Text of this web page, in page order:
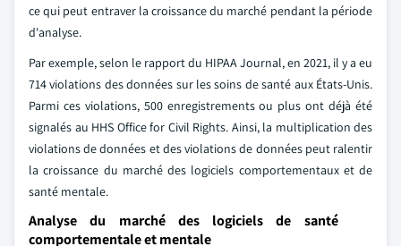
ce qui peut entraver la croissance du marché pendant la période
d'analyse.
Par exemple, selon le rapport du HIPAA Journal, en 2021, il y a eu
714 violations des données sur les soins de santé aux États-Unis.
Parmi ces violations, 500 enregistrements ou plus ont déjà été
signalés au HHS Office for Civil Rights. Ainsi, la multiplication des
violations de données et des violations de données peut ralentir
la croissance du marché des logiciels comportementaux et de
santé mentale.
Analyse du marché des logiciels de santé
comportementale et mentale